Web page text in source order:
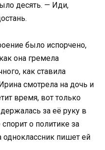
десять. — Иди,
было испорчено,
она гремела
как ставила
смотрела на дочь и
время, вот только
за её руку в
о политике за
одноклассник пишет ей